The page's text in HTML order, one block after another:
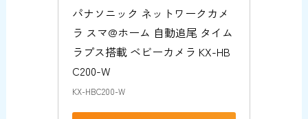
パナソニック ネットワークカメ
ラ スマ@ホーム 自動追尾 タイム
ラプス搭載 ベビーカメラ KX-HB
C200-W
KX-HBC200-W